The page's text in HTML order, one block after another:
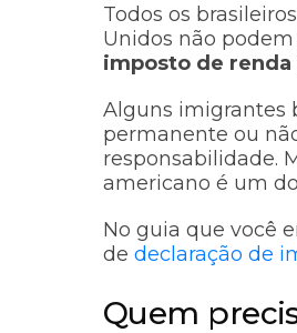
Todos os
Unidos não
imposto de renda
Alguns imigrantes
permanente ou
responsabilidade.
americano é um
No guia que você
de declaração de
Quem